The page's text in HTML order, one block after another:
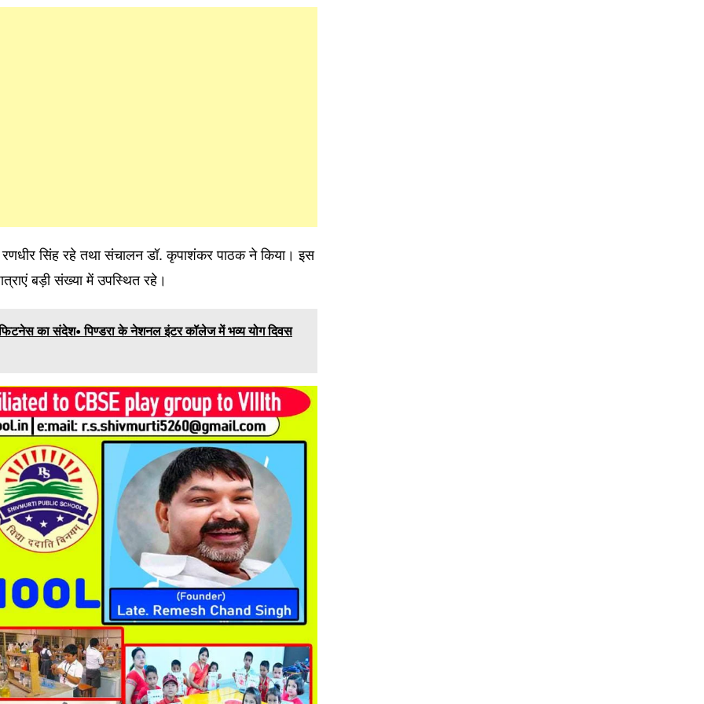
रणधीर सिंह रहे तथा संचालन डॉ. कृपाशंकर पाठक ने किया। इस
बड़ी संख्या में उपस्थित रहे।
का संदेश• पिण्डरा के नेशनल इंटर कॉलेज में भव्य योग दिवस